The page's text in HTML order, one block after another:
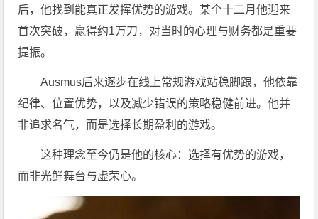
后，他找到能真正发挥优势的游戏。某个十二月他迎来
首次突破，赢得约1万刀，对当时的心理与财务都是重要
提振。
Ausmus后来逐步在线上常规游戏站稳脚跟，他依靠
纪律、位置优势，以及减少错误的策略稳健前进。他并
非追求名气，而是选择长期盈利的游戏。
这种理念至今仍是他的核心：选择有优势的游戏，
而非光鲜舞台与虚荣心。